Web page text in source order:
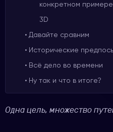
конкретном
3D
Давайте сравним
Исторические
Всё дело во времени
Ну так и что в итоге?
Одна цель, множество